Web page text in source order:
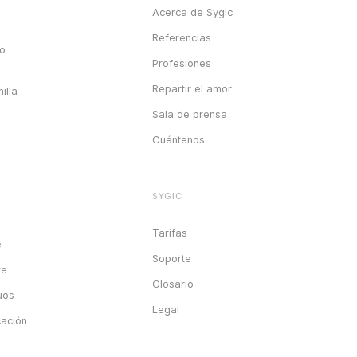
Acerca de Sygic
Referencias
Profesiones
Repartir el amor
Sala de prensa
Cuéntenos
SYGIC
Tarifas
Soporte
Glosario
Legal